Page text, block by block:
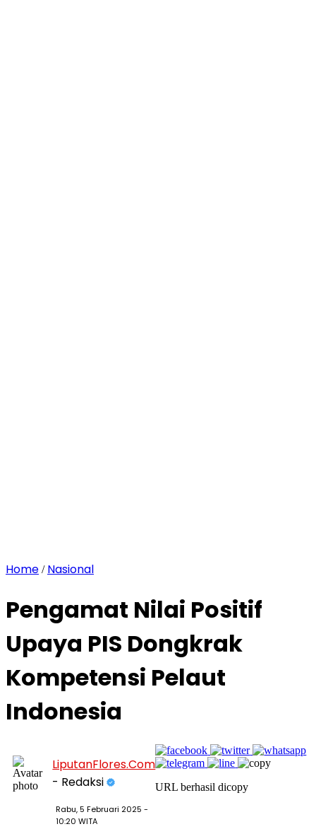
Home / Nasional
Pengamat Nilai Positif
Upaya PIS Dongkrak
Kompetensi Pelaut
Indonesia
LiputanFlores.Com
- Redaksi
Rabu, 5 Februari 2025 -
10:20 WITA
URL berhasil dicopy